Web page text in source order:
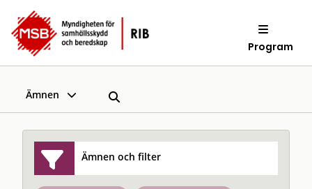
Program
Ämnen
Ämnen och filter